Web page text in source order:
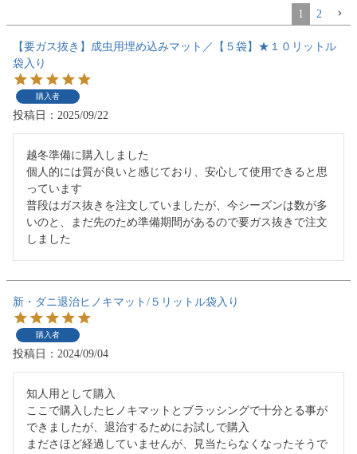
1 2
【要ガス抜き】成虫用埋め込みマット／【５袋】★１０リットル
袋入り
購入者
投稿日 2025/09/22
越冬準備に購入しました
個人的には質が良いと感じており、安心して使用できると思
っています
普段はガス抜きを注文していましたが、今シーズンは数が多
いのと、まだ先のため準備期間があるので要ガス抜きで注文
しました
新・ダニ退治ヒノキマット/５リットル袋入り
購入者
投稿日 2024/09/04
知人用として購入
ここで購入したヒノキマットとブラッシングで十分とる事が
できましたが、退治するためにお試しで購入
まださほど経過していませんが、見当たらなくなったそうで